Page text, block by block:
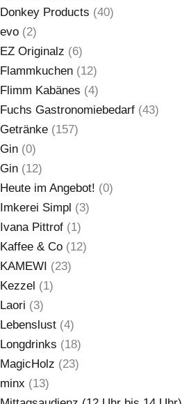
Donkey Products (40)
evo (2)
EZ Originalz (6)
Flammkuchen (12)
Flimm Kabänes (4)
Fuchs Gastronomiebedarf (43)
Getränke (157)
Gin (0)
Gin (12)
Heute im Angebot! (0)
Imkerei Simpl (3)
Ivana Pittrof (1)
Kaffee & Co (12)
KAMEWI (23)
Kezzel (1)
Laori (3)
Lebenslust (4)
Longdrinks (18)
MagicHolz (23)
minx (13)